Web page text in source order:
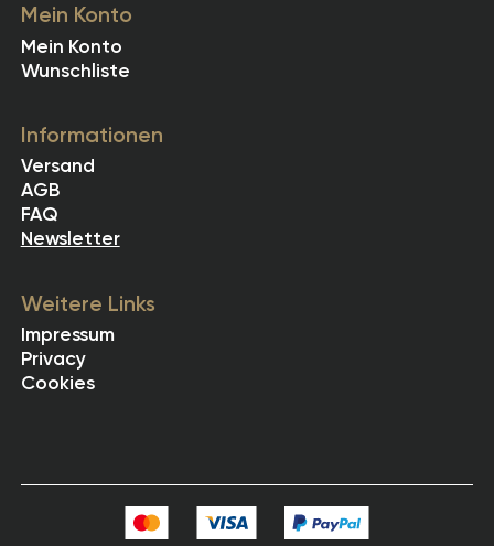
Mein Konto
Mein Konto
Wunschliste
Informationen
Versand
AGB
FAQ
Newsletter
Weitere Links
Impressum
Privacy
Cookies